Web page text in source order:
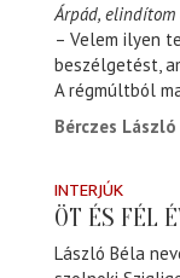
Árpád,
– Velem ilyen
beszélgetést,
A régmúltból
Bérczes László
INTERJÚK
ÖT ÉS FÉL
László Béla